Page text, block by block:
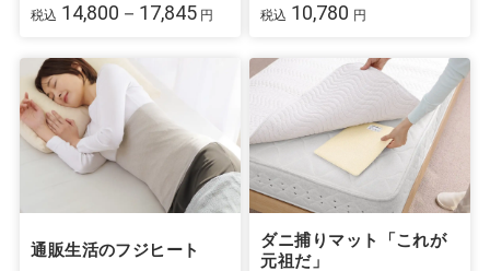
税込 14,800－17,845 円 税込 10,780 円
通販生活のフジヒート
ダニ捕りマット「これが
元祖だ」